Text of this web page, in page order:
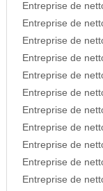
Entreprise de
Entreprise de
Entreprise de
Entreprise de
Entreprise de
Entreprise de
Entreprise de
Entreprise de
Entreprise de
Entreprise de
Entreprise de